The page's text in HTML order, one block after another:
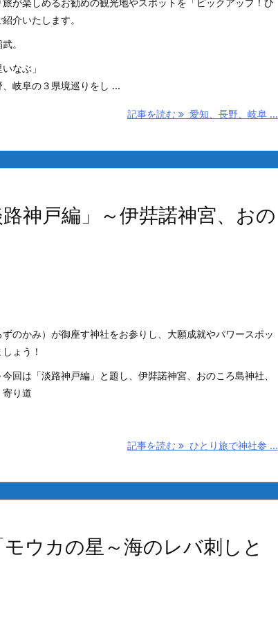
介いたします。
。
なぶ」
岐阜の３県境巡りをし ...
記事を読む 愛知、長野、岐阜 ...
神戸編」～伊弉諾神宮、おの
のかみ）が御座す神社をお参りし、大願成就やパワースポッ
ょう！
回は「淡路神戸編」と題し、伊弉諾神宮、おのころ島神社、
り道
記事を読む ひとり旅で神社参 ...
ウカの星～海のレバ刺しと